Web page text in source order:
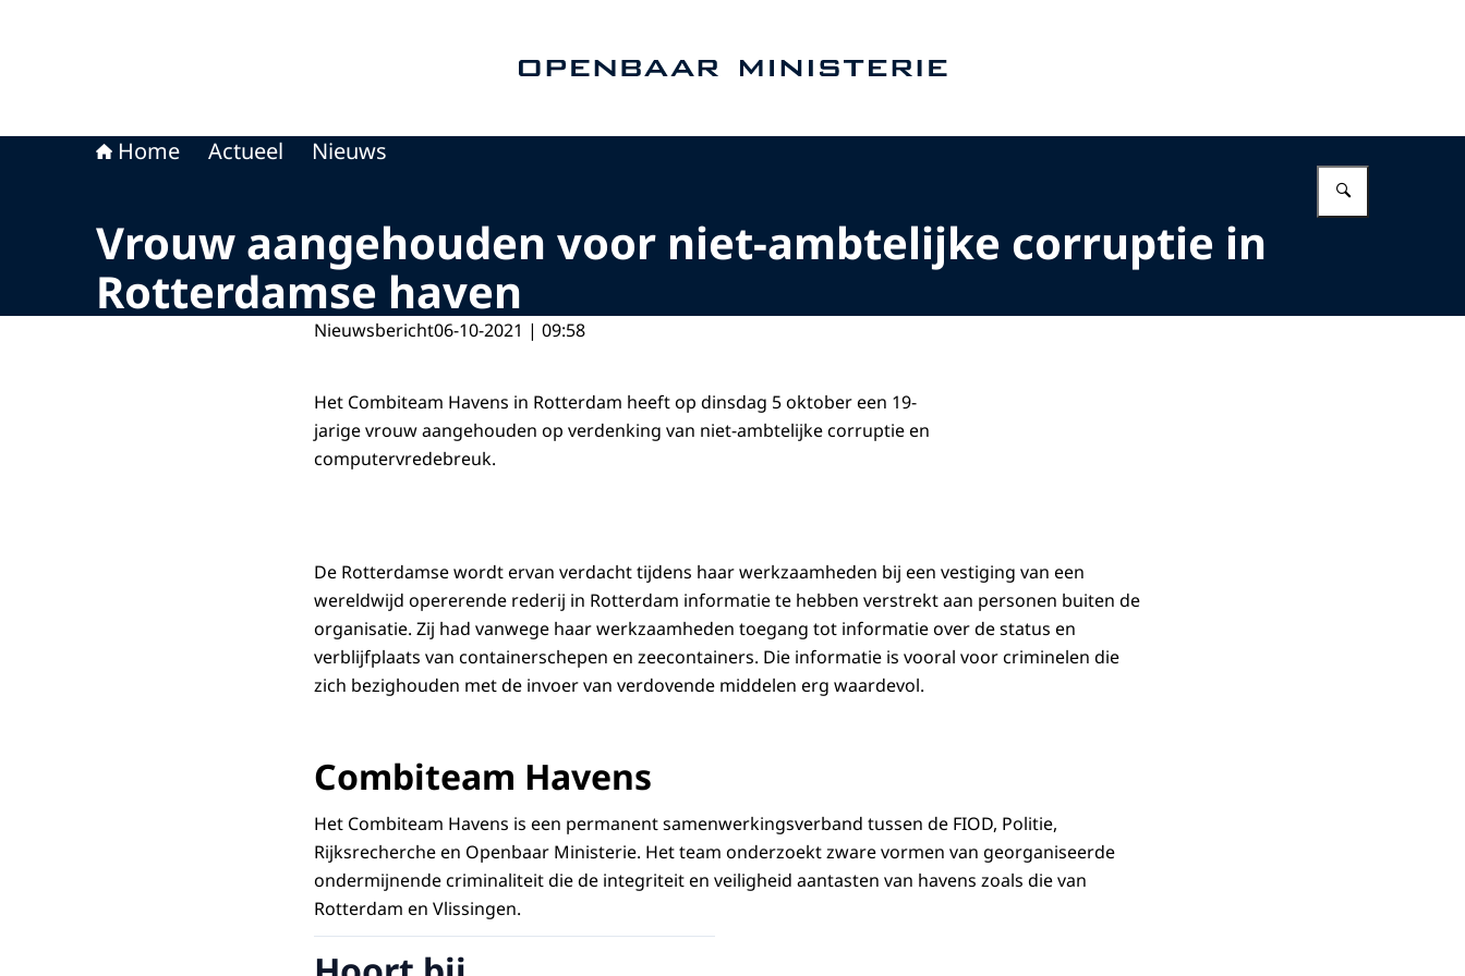
Home Actueel Nieuws
Vrouw aangehouden voor niet-ambtelijke corruptie in
Rotterdamse haven
Nieuwsbericht06-10-2021 | 09:58
Het Combiteam Havens in Rotterdam heeft op dinsdag 5 oktober een 19-
jarige vrouw aangehouden op verdenking van niet-ambtelijke corruptie en
computervredebreuk.
De Rotterdamse wordt ervan verdacht tijdens haar werkzaamheden bij een vestiging van een
wereldwijd opererende rederij in Rotterdam informatie te hebben verstrekt aan personen buiten de
organisatie. Zij had vanwege haar werkzaamheden toegang tot informatie over de status en
verblijfplaats van containerschepen en zeecontainers. Die informatie is vooral voor criminelen die
zich bezighouden met de invoer van verdovende middelen erg waardevol.
Combiteam Havens
Het Combiteam Havens is een permanent samenwerkingsverband tussen de FIOD, Politie,
Rijksrecherche en Openbaar Ministerie. Het team onderzoekt zware vormen van georganiseerde
ondermijnende criminaliteit die de integriteit en veiligheid aantasten van havens zoals die van
Rotterdam en Vlissingen.